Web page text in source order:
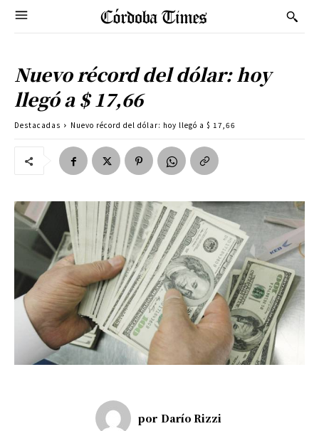
Nuevo récord del dólar: hoy
llegó a $ 17,66
Destacadas Nuevo récord del dólar: hoy llegó a $ 17,66
por Darío Rizzi